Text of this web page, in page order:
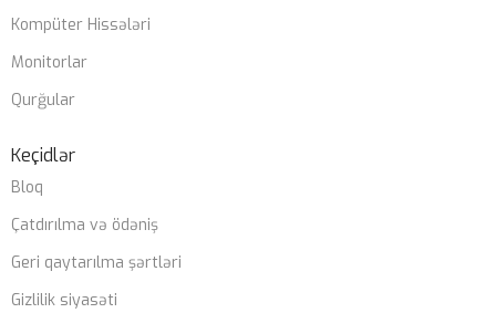
Kompüter Hissələri
Monitorlar
Qurğular
Keçidlər
Bloq
Çatdırılma və ödəniş
Geri qaytarılma şərtləri
Gizlilik siyasəti